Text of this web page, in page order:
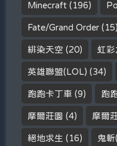
Minecraft (196)
Fate/Grand Order (15)
緋染天空 (20) 虹彩
英雄聯盟(LOL) (34)
跑跑卡丁車 (9) 跑
摩爾莊園 (4) 摩爾
絕地求生 (16) 鬼